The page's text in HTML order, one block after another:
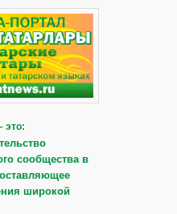
это:
сообщества в
широкой